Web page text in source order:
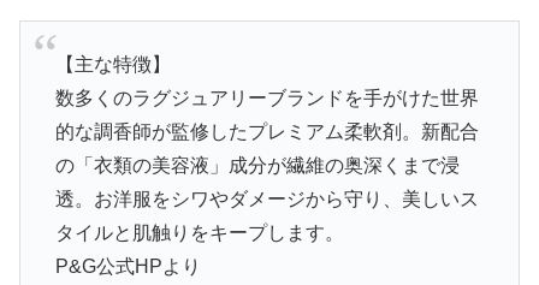
【主な特徴】
数多くのラグジュアリーブランドを手がけた世界
的な調香師が監修したプレミアム柔軟剤。新配合
の「衣類の美容液」成分が繊維の奥深くまで浸
透。お洋服をシワやダメージから守り、美しいス
タイルと肌触りをキープします。
P&G公式HPより